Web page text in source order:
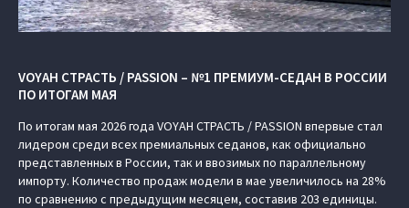
VOYAH СТРАСТЬ / PASSION – №1 ПРЕМИУМ-СЕДАН В РОССИИ
ПО ИТОГАМ МАЯ
По итогам мая 2026 года VOYAH СТРАСТЬ / PASSION впервые стал
лидером среди всех премиальных седанов, как официально
представленных в России, так и ввозимых по параллельному
импорту. Количество продаж модели в мае увеличилось на 28%
по сравнению с предыдущим месяцем, составив 203 единицы.